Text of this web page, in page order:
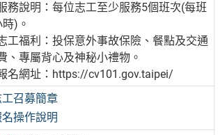
務說明：每位志工至少服務5個班次(每班
)。
工福利：投保意外事故保險、餐點及交通
、專屬背心及神秘小禮物。
名網址：https://cv101.gov.taipei/
工召募簡章
操作說明